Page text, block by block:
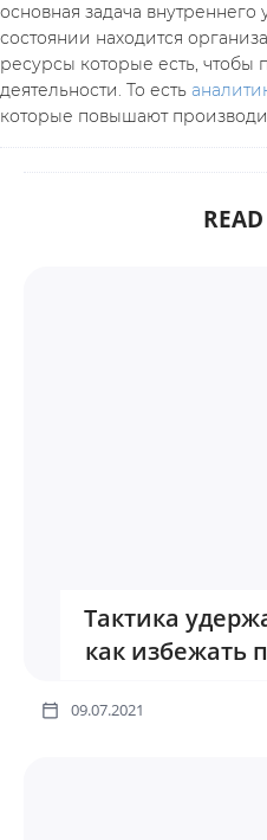
основная задача внутреннего
состоянии находится
ресурсы которые есть, чтобы
деятельности. То есть
которые повышают
Тактика
как избежать
09.07.2021